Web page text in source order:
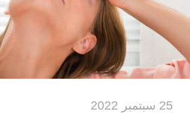
25 سبتمبر 2022